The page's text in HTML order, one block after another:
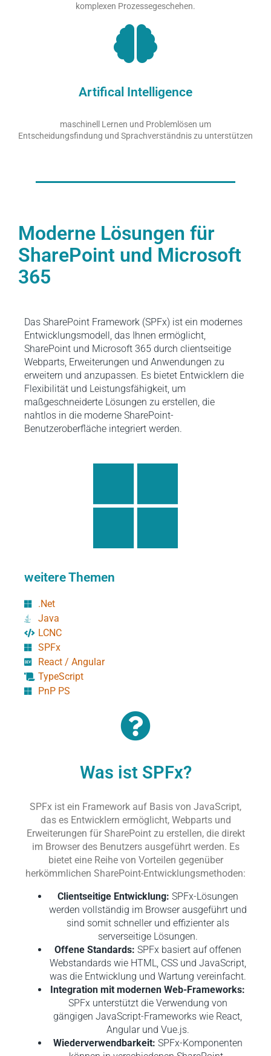
komplexen Prozessegeschehen.
Artifical Intelligence
maschinell Lernen und Problemlösen um
Entscheidungsfindung und Sprachverständnis zu unterstützen
Moderne Lösungen für
SharePoint und Microsoft
365
Das SharePoint Framework (SPFx) ist ein modernes
Entwicklungsmodell, das Ihnen ermöglicht,
SharePoint und Microsoft 365 durch clientseitige
Webparts, Erweiterungen und Anwendungen zu
erweitern und anzupassen. Es bietet Entwicklern die
Flexibilität und Leistungsfähigkeit, um
maßgeschneiderte Lösungen zu erstellen, die
nahtlos in die moderne SharePoint-
Benutzeroberfläche integriert werden.
weitere Themen
.Net
Java
LCNC
SPFx
React / Angular
TypeScript
PnP PS
Was ist SPFx?
SPFx ist ein Framework auf Basis von JavaScript,
das es Entwicklern ermöglicht, Webparts und
Erweiterungen für SharePoint zu erstellen, die direkt
im Browser des Benutzers ausgeführt werden. Es
bietet eine Reihe von Vorteilen gegenüber
herkömmlichen SharePoint-Entwicklungsmethoden:
Clientseitige Entwicklung: SPFx-Lösungen
werden vollständig im Browser ausgeführt und
sind somit schneller und effizienter als
serverseitige Lösungen.
Offene Standards: SPFx basiert auf offenen
Webstandards wie HTML, CSS und JavaScript,
was die Entwicklung und Wartung vereinfacht.
Integration mit modernen Web-Frameworks:
SPFx unterstützt die Verwendung von
gängigen JavaScript-Frameworks wie React,
Angular und Vue.js.
Wiederverwendbarkeit: SPFx-Komponenten